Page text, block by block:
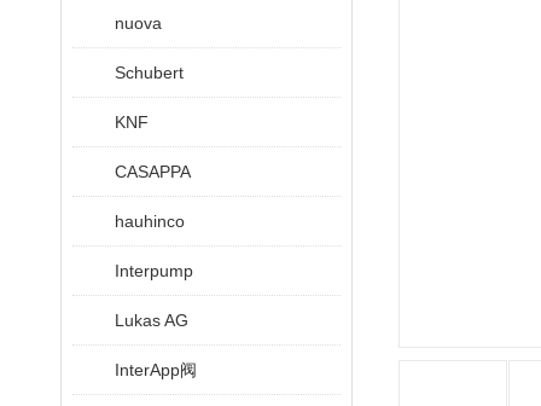
nuova
Schubert
KNF
CASAPPA
hauhinco
Interpump
Lukas AG
InterApp阀